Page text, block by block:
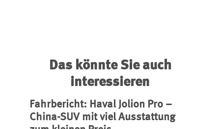
Das könnte Sie auch
interessieren
Fahrbericht: Haval Jolion Pro –
China-SUV mit viel Ausstattung